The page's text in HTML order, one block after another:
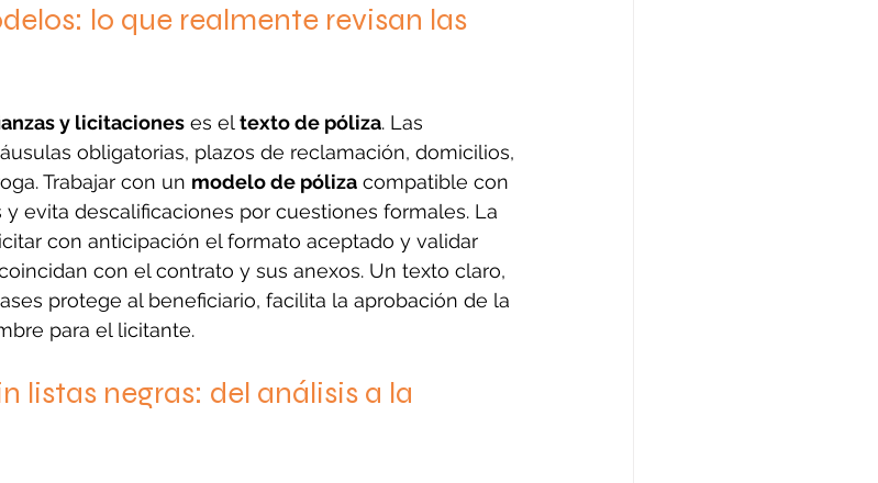
lo que realmente revisan las
y licitaciones es el texto de póliza. Las
obligatorias, plazos de reclamación, domicilios,
Trabajar con un modelo de póliza compatible con
evita descalificaciones por cuestiones formales. La
con anticipación el formato aceptado y validar
con el contrato y sus anexos. Un texto claro,
protege al beneficiario, facilita la aprobación de la
para el licitante.
listas negras: del análisis a la